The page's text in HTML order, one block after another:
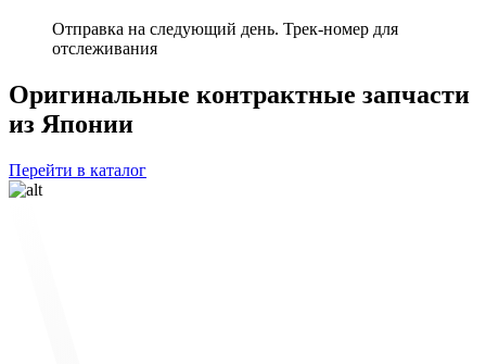
Отправка на следующий день. Трек-номер для
отслеживания
Оригинальные контрактные запчасти
из Японии
Перейти в каталог